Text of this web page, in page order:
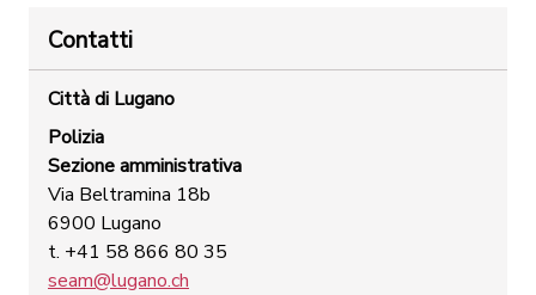
Contatti
Città di Lugano
Polizia
Sezione amministrativa
Via Beltramina 18b
6900 Lugano
t. +41 58 866 80 35
seam@lugano.ch